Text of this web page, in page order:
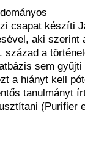
csapat készíti
aki
század a
sem
a hiányt kell
tanulmányt
(Purifier